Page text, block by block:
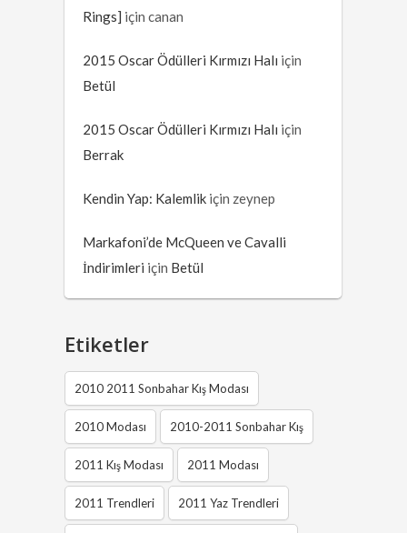
Rings] içincanan
2015 Oscar Ödülleri Kırmızı Halı için
Betül
2015 Oscar Ödülleri Kırmızı Halı için
Berrak
Kendin Yap: Kalemlik için zeynep
Markafoni’de McQueen ve Cavalli
İndirimleri için Betül
Etiketler
2010 2011 Sonbahar Kış Modası
2010 Modası 2010-2011 Sonbahar Kış
2011 Kış Modası 2011 Modası
2011 Trendleri 2011 Yaz Trendleri